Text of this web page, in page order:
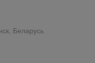
Беларусь